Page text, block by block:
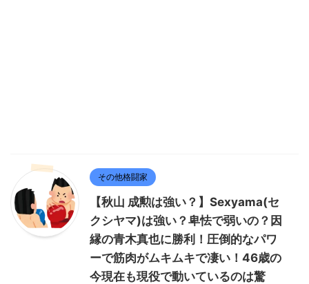
その他格闘家
【秋山 成勲は強い？】Sexyama(セ
クシヤマ)は強い？卑怯で弱いの？因
縁の青木真也に勝利！圧倒的なパワ
ーで筋肉がムキムキで凄い！46歳の
今現在も現役で動いているのは驚